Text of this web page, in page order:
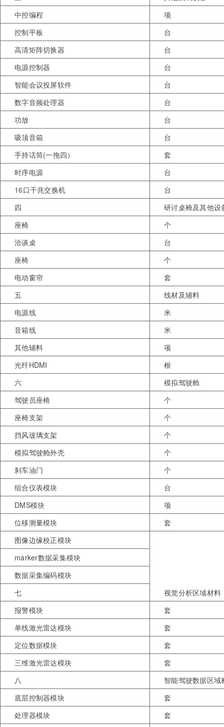
中控编程
项
控制平板
台
高清矩阵切换器
台
电源控制器
台
智能会议投屏软件
台
数字音频处理器
台
功放
台
吸顶音箱
台
手持话筒(一拖四）
套
时序电源
台
16口千兆交换机
台
四
研讨桌椅及其他设
座椅
个
洽谈桌
台
座椅
个
电动窗帘
套
五
线材及辅料
电源线
米
音箱线
米
其他辅料
项
光纤HDMI
根
六
模拟驾驶舱
驾驶员座椅
个
座椅支架
个
挡风玻璃支架
个
模拟驾驶舱外壳
个
刹车油门
个
组合仪表模块
台
DMS模块
项
位移测量模块
套
图像边缘校正模块
marker数据采集模块
数据采集编码模块
七
视觉分析区域材料
报警模块
套
单线激光雷达模块
套
定位数据模块
套
三维激光雷达模块
套
八
智能驾驶数据区域
底层控制器模块
套
处理器模块
套